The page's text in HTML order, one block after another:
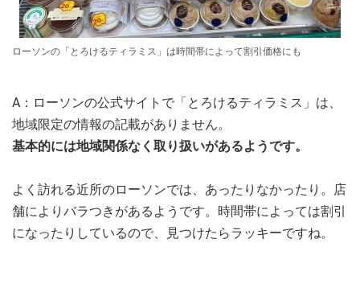
ローソンの「とろけるティラミス」は時間帯によって割引価格にも
A：ローソンの公式サイトで「とろけるティラミス」は、
地域限定の情報の記載がありません。
基本的には地域関係なく取り扱いがあるようです。
よく訪れる近所のローソンでは、あったりなかったり。店
舗によりバラつきがあるようです。時間帯によっては割引
になったりしているので、見つけたらラッキーですね。